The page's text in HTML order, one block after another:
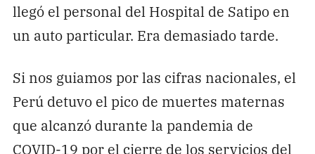
llegó el personal del Hospital de Satipo en
un auto particular. Era demasiado tarde.
Si nos guiamos por las cifras nacionales, el
Perú detuvo el pico de muertes maternas
que alcanzó durante la pandemia de
COVID-19 por el cierre de los servicios del